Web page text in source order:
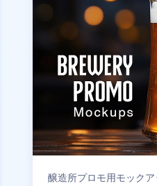
醸造所プロモ用モックア